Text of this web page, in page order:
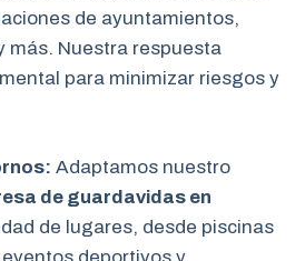
de ayuntamientos,
más. Nuestra respuesta
para minimizar riesgos y
Adaptamos nuestro
de guardavidas en
de lugares, desde piscinas
deportivos y